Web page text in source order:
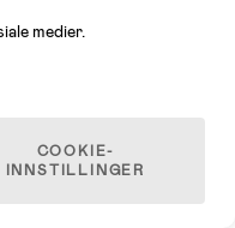
medier.
COOKIE-
INNSTILLINGER